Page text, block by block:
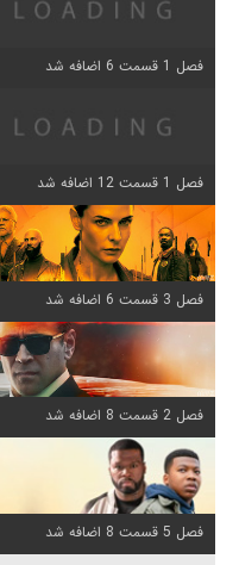
فصل 1 قسمت 6 اضافه شد
فصل 1 قسمت 12 اضافه شد
فصل 3 قسمت 6 اضافه شد
فصل 2 قسمت 8 اضافه شد
فصل 5 قسمت 8 اضافه شد